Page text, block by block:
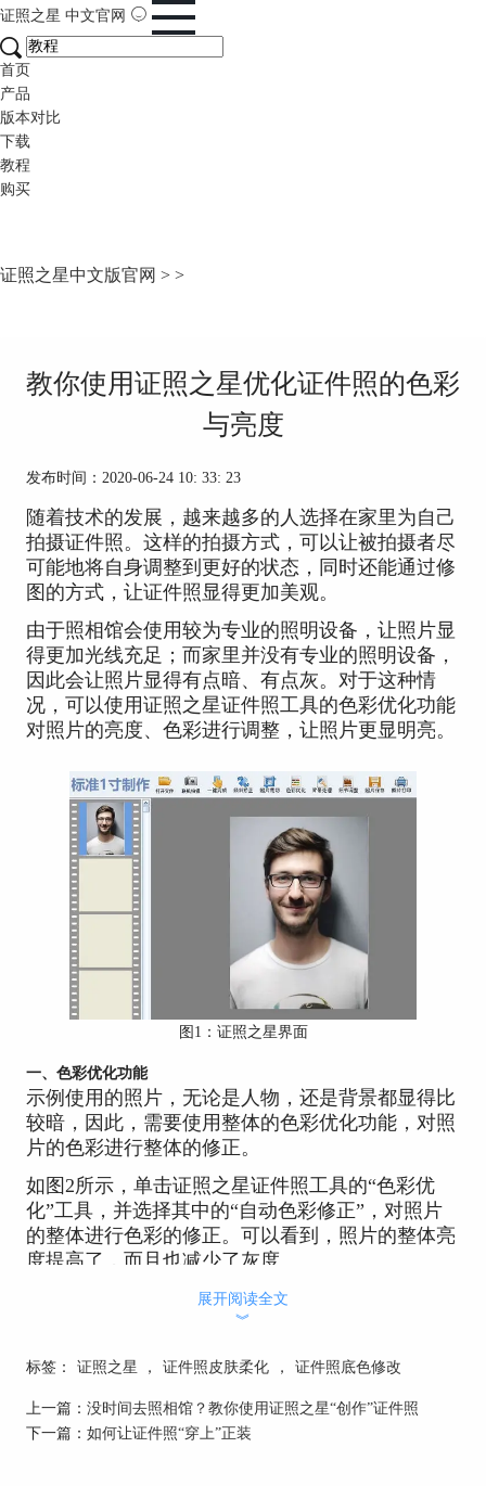
证照之星 中文官网
首页
产品
版本对比
下载
教程
购买
证照之星中文版官网 > >
教你使用证照之星优化证件照的色彩
与亮度
发布时间：2020-06-24 10: 33: 23
随着技术的发展，越来越多的人选择在家里为自己
拍摄证件照。这样的拍摄方式，可以让被拍摄者尽
可能地将自身调整到更好的状态，同时还能通过修
图的方式，让证件照显得更加美观。
由于照相馆会使用较为专业的照明设备，让照片显
得更加光线充足；而家里并没有专业的照明设备，
因此会让照片显得有点暗、有点灰。对于这种情
况，可以使用证照之星证件照工具的色彩优化功能
对照片的亮度、色彩进行调整，让照片更显明亮。
图1：证照之星界面
一、色彩优化功能
示例使用的照片，无论是人物，还是背景都显得比
较暗，因此，需要使用整体的色彩优化功能，对照
片的色彩进行整体的修正。
如图2所示，单击证照之星证件照工具的“色彩优
化”工具，并选择其中的“自动色彩修正”，对照片
的整体进行色彩的修正。可以看到，照片的整体亮
度提高了，而且也减少了灰度。
展开阅读全文
︾
标签： 证照之星 ， 证件照皮肤柔化 ， 证件照底色修改
上一篇： 没时间去照相馆？教你使用证照之星“创作”证件照
下一篇： 如何让证件照“穿上”正装